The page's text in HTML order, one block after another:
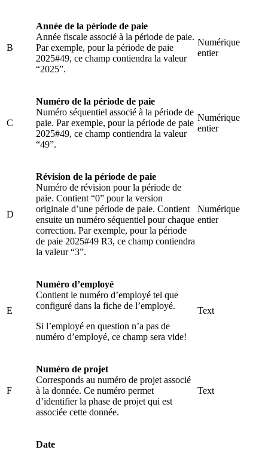
B
Année de la période de paie
Année fiscale associé à la période de paie.
Par exemple, pour la période de paie
2025#49, ce champ contiendra la valeur
“2025”.
Numérique
entier
C
Numéro de la période de paie
Numéro séquentiel associé à la période de
paie. Par exemple, pour la période de paie
2025#49, ce champ contiendra la valeur
“49”.
Numérique
entier
D
Révision de la période de paie
Numéro de révision pour la période de
paie. Contient “0” pour la version
originale d’une période de paie. Contient
ensuite un numéro séquentiel pour chaque
correction. Par exemple, pour la période
de paie 2025#49 R3, ce champ contiendra
la valeur “3”.
Numérique
entier
E
Numéro d’employé
Contient le numéro d’employé tel que
configuré dans la fiche de l’employé.
Si l’employé en question n’a pas de
numéro d’employé, ce champ sera vide!
Text
F
Numéro de projet
Corresponds au numéro de projet associé
à la donnée. Ce numéro permet
d’identifier la phase de projet qui est
associée cette donnée.
Text
Date